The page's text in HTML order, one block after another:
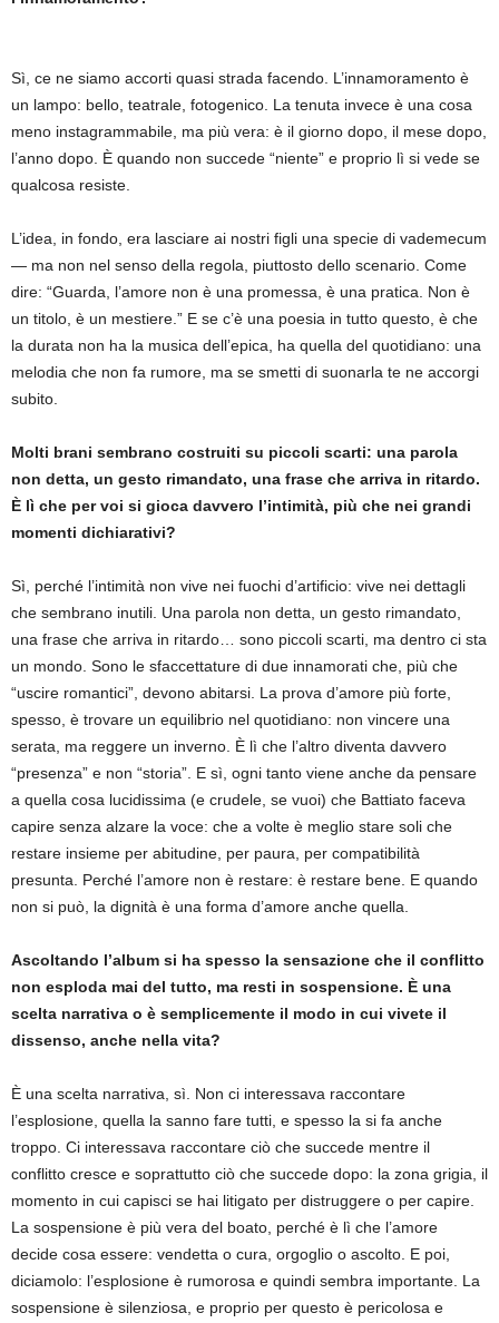
Sì, ce ne siamo accorti quasi strada facendo. L’innamoramento è
un lampo: bello, teatrale, fotogenico. La tenuta invece è una cosa
meno instagrammabile, ma più vera: è il giorno dopo, il mese dopo,
l’anno dopo. È quando non succede “niente” e proprio lì si vede se
qualcosa resiste.
L’idea, in fondo, era lasciare ai nostri figli una specie di vademecum
— ma non nel senso della regola, piuttosto dello scenario. Come
dire: “Guarda, l’amore non è una promessa, è una pratica. Non è
un titolo, è un mestiere.” E se c’è una poesia in tutto questo, è che
la durata non ha la musica dell’epica, ha quella del quotidiano: una
melodia che non fa rumore, ma se smetti di suonarla te ne accorgi
subito.
Molti brani sembrano costruiti su piccoli scarti: una parola
non detta, un gesto rimandato, una frase che arriva in ritardo.
È lì che per voi si gioca davvero l’intimità, più che nei grandi
momenti dichiarativi?
Sì, perché l’intimità non vive nei fuochi d’artificio: vive nei dettagli
che sembrano inutili. Una parola non detta, un gesto rimandato,
una frase che arriva in ritardo… sono piccoli scarti, ma dentro ci sta
un mondo. Sono le sfaccettature di due innamorati che, più che
“uscire romantici”, devono abitarsi. La prova d’amore più forte,
spesso, è trovare un equilibrio nel quotidiano: non vincere una
serata, ma reggere un inverno. È lì che l’altro diventa davvero
“presenza” e non “storia”. E sì, ogni tanto viene anche da pensare
a quella cosa lucidissima (e crudele, se vuoi) che Battiato faceva
capire senza alzare la voce: che a volte è meglio stare soli che
restare insieme per abitudine, per paura, per compatibilità
presunta. Perché l’amore non è restare: è restare bene. E quando
non si può, la dignità è una forma d’amore anche quella.
Ascoltando l’album si ha spesso la sensazione che il conflitto
non esploda mai del tutto, ma resti in sospensione. È una
scelta narrativa o è semplicemente il modo in cui vivete il
dissenso, anche nella vita?
È una scelta narrativa, sì. Non ci interessava raccontare
l’esplosione, quella la sanno fare tutti, e spesso la si fa anche
troppo. Ci interessava raccontare ciò che succede mentre il
conflitto cresce e soprattutto ciò che succede dopo: la zona grigia, il
momento in cui capisci se hai litigato per distruggere o per capire.
La sospensione è più vera del boato, perché è lì che l’amore
decide cosa essere: vendetta o cura, orgoglio o ascolto. E poi,
diciamolo: l’esplosione è rumorosa e quindi sembra importante. La
sospensione è silenziosa, e proprio per questo è pericolosa e